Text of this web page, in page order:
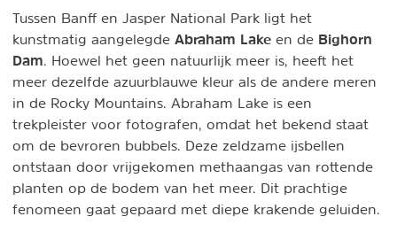
Tussen Banff en Jasper National Park ligt het
kunstmatig aangelegde Abraham Lake en de Bighorn
Dam. Hoewel het geen natuurlijk meer is, heeft het
meer dezelfde azuurblauwe kleur als de andere meren
in de Rocky Mountains. Abraham Lake is een
trekpleister voor fotografen, omdat het bekend staat
om de bevroren bubbels. Deze zeldzame ijsbellen
ontstaan door vrijgekomen methaangas van rottende
planten op de bodem van het meer. Dit prachtige
fenomeen gaat gepaard met diepe krakende geluiden.